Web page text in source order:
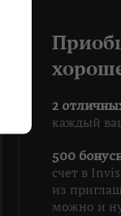
2
каждый
500
счет в
из
можно и